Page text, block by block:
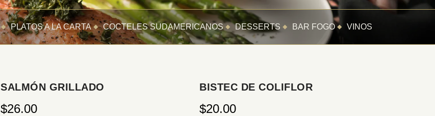
PLATOS A LA CARTA COCTELES SUDAMERICANOS DESSERTS BAR FOGO VINOS
SALMÓN GRILLADO
$26.00
BISTEC DE COLIFLOR
$20.00